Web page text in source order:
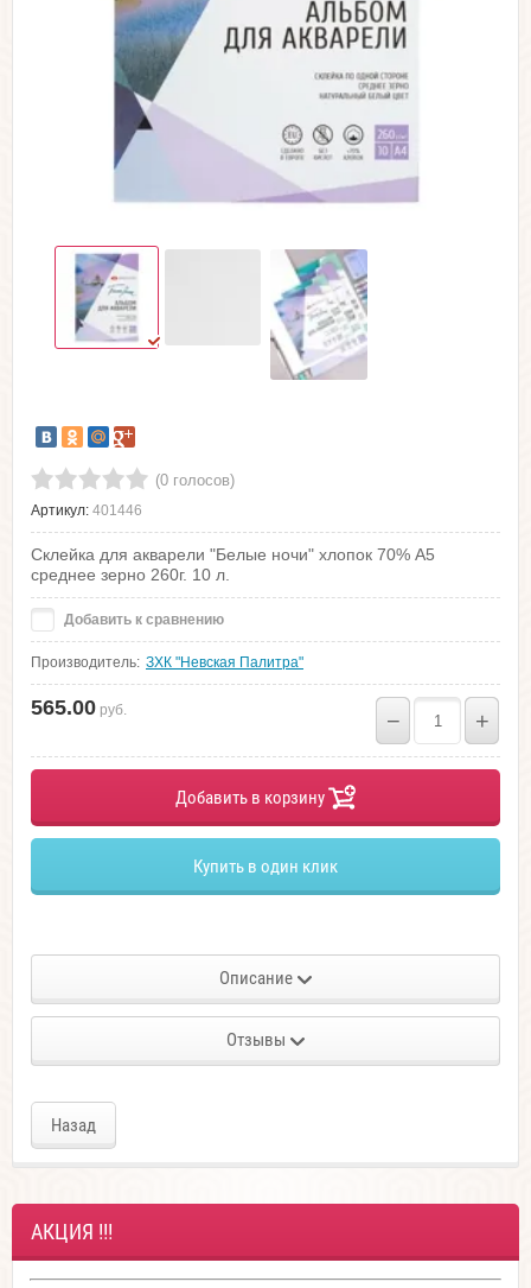
(0 голосов)
Артикул: 401446
Склейка для акварели "Белые ночи" хлопок 70% А5
среднее зерно 260г. 10 л.
Добавить к сравнению
Производитель: ЗХК "Невская Палитра"
565.00 руб. − +
Добавить в корзину
Купить в один клик
Описание
Отзывы
Назад
АКЦИЯ !!!